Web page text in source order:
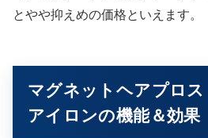
とやや抑えめの価格といえます。
マグネットヘアプロス
アイロンの機能＆効果